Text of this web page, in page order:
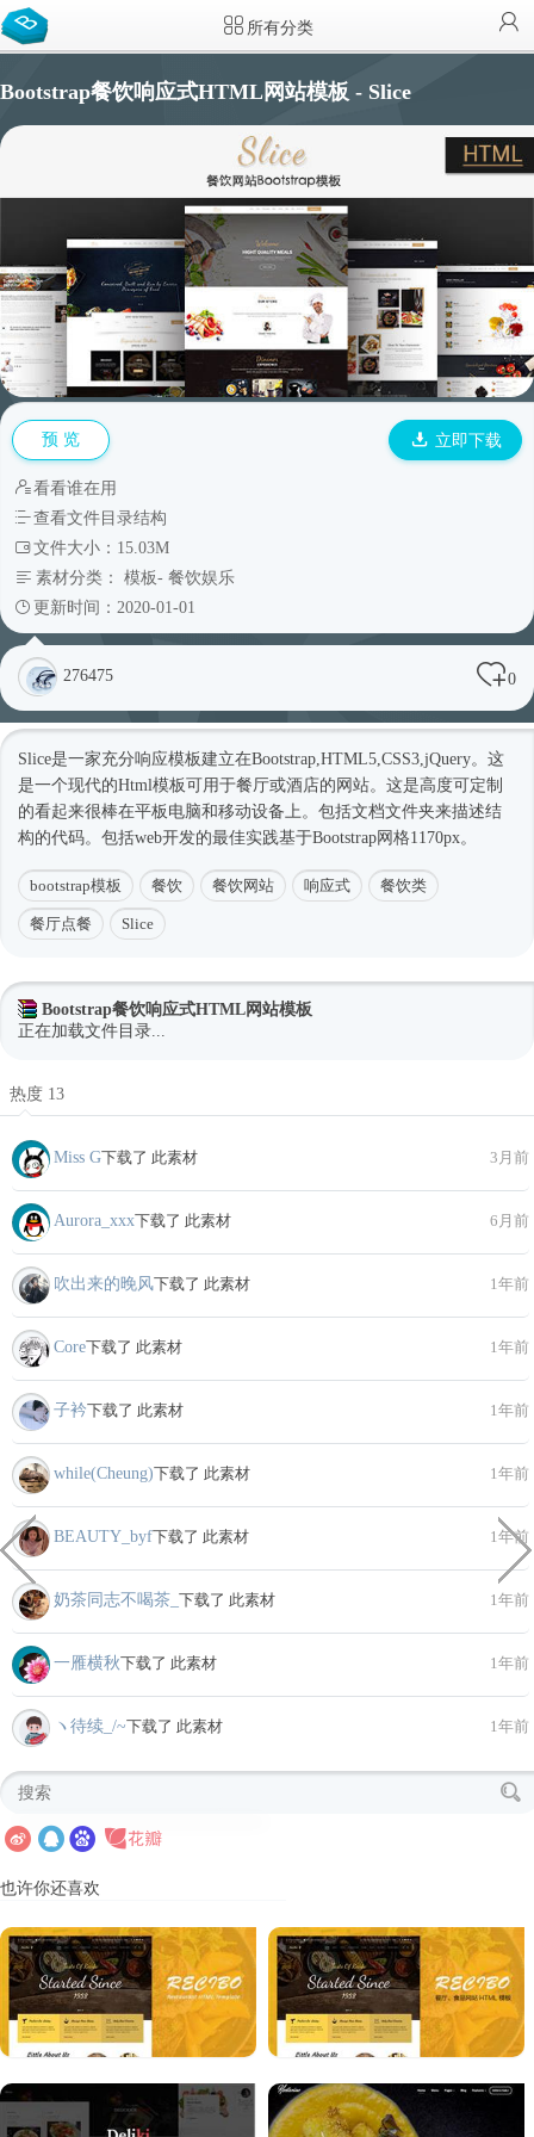
所有分类
Bootstrap餐饮响应式HTML网站模板 - Slice
预 览 立即下载
看看谁在用
查看文件目录结构
文件大小：15.03M
素材分类： 模板- 餐饮娱乐
更新时间：2020-01-01
276475 0
Slice是一家充分响应模板建立在Bootstrap,HTML5,CSS3,jQuery。这
是一个现代的Html模板可用于餐厅或酒店的网站。这是高度可定制
的看起来很棒在平板电脑和移动设备上。包括文档文件夹来描述结
构的代码。包括web开发的最佳实践基于Bootstrap网格1170px。
bootstrap模板 餐饮 餐饮网站 响应式 餐饮类
餐厅点餐 Slice
Bootstrap餐饮响应式HTML网站模板
正在加载文件目录...
热度 13
Miss G下载了 此素材 3月前
Aurora_xxx下载了 此素材 6月前
吹出来的晚风下载了 此素材 1年前
Core下载了 此素材 1年前
子衿下载了 此素材 1年前
while(Cheung)下载了 此素材 1年前
BEAUTY_byf下载了 此素材 1年前
奶茶同志不喝茶_ 下载了 此素材 1年前
一雁横秋下载了 此素材 1年前
ヽ待续_/~下载了 此素材 1年前
也许你还喜欢